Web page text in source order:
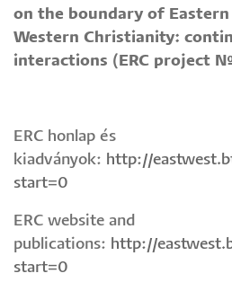
on the boundary of Eastern
Western Christianity:
interactions (ERC project
ERC honlap és
kiadványok: http://
start=0
ERC website and
publications: http://
start=0